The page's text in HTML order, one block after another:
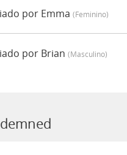
por Emma (feminino)
por Brian (masculino)